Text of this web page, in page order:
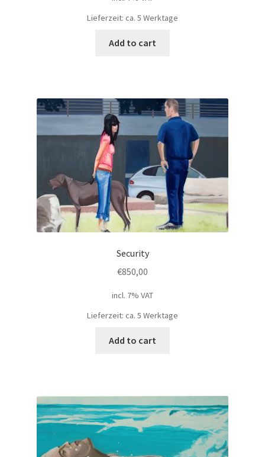
Lieferzeit: ca. 5 Werktage
Add to cart
Security
€850,00
incl. 7% VAT
Lieferzeit: ca. 5 Werktage
Add to cart